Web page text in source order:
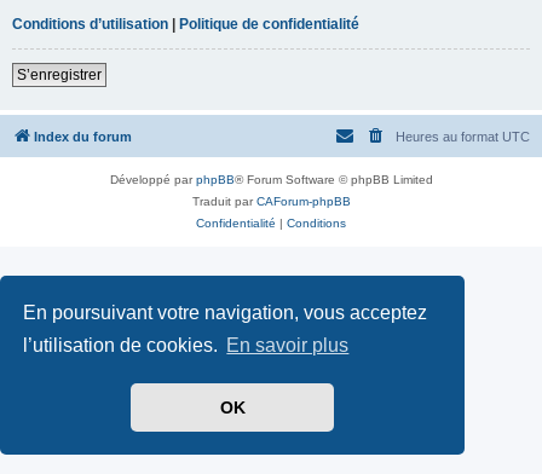
En poursuivant votre navigation, vous acceptez
l’utilisation de cookies. En savoir plus
OK
Conditions d’utilisation | Politique de confidentialité
S’enregistrer
Index du forum Heures au format UTC
Développé parphpBB® Forum Software © phpBB Limited
Traduit parCAForum-phpBB
Confidentialité | Conditions